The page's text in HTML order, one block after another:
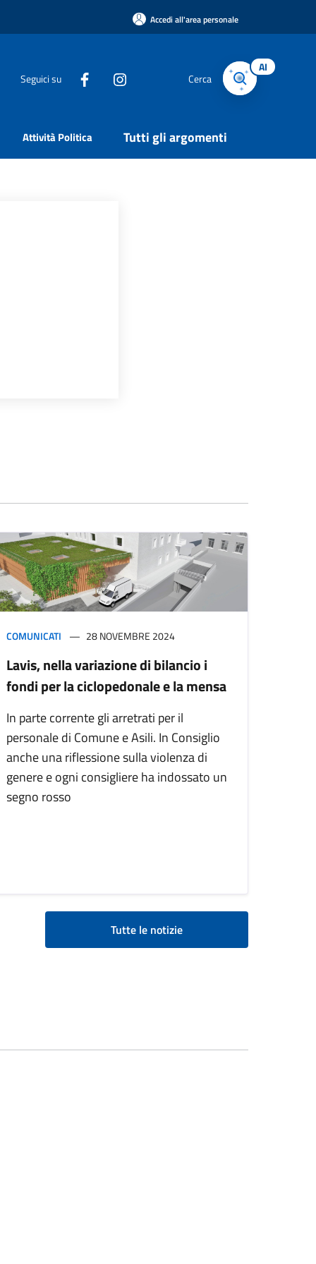
Accedi all'area personale
Seguici su Cerca
AI
Attività Politica Tutti gli argomenti
COMUNICATI 28 NOVEMBRE 2024
Lavis, nella variazione di bilancio i
fondi per la ciclopedonale e la mensa
In parte corrente gli arretrati per il
personale di Comune e Asili. In Consiglio
anche una riflessione sulla violenza di
genere e ogni consigliere ha indossato un
segno rosso
Tutte le notizie